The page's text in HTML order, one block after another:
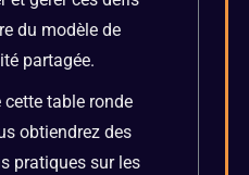
du modèle de
partagée.
cette table ronde
obtiendrez des
pratiques sur les